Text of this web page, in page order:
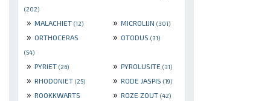
(202)
» MALACHIET (12) » MICROLIJN (301)
» ORTHOCERAS
(54)
» OTODUS (31)
» PYRIET (26) » PYROLUSITE (31)
» RHODONIET (25) » RODE JASPIS (19)
» ROOKKWARTS » ROZE ZOUT (42)